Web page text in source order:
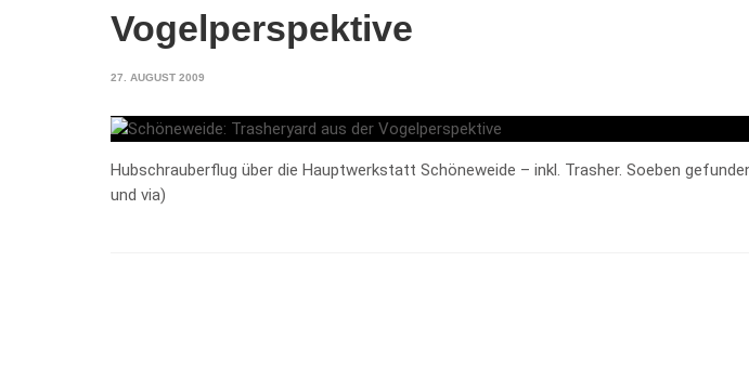
Vogelperspektive
27. AUGUST 2009
Hubschrauberflug über die Hauptwerkstatt Schöneweide – inkl. Trasher. Soeben
und via)